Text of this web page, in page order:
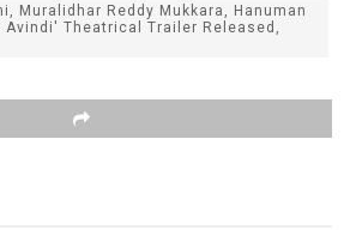
Muralidhar Reddy Mukkara, Hanuman
Theatrical Trailer Released,